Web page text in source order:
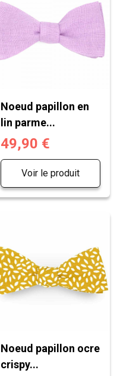
Noeud papillon en
lin parme...
49,90 €
Voir le produit
Noeud papillon ocre
crispy...